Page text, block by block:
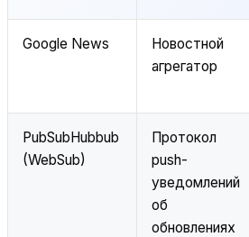
Google News
Новостной
агрегатор
PubSubHubbub
(WebSub)
Протокол
push-
уведомлений
об
обновлениях